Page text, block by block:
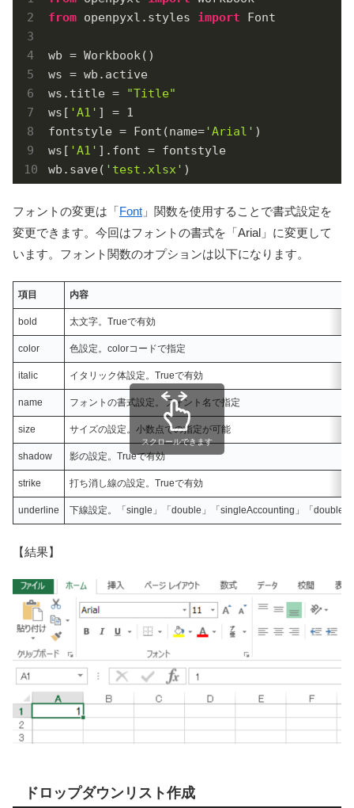
from openpyxl.styles import Font
wb = Workbook()
ws = wb.active
ws.title =
"Title"
ws[ 'A1' ] = 1
fontstyle = Font(name='Arial' )
ws[ 'A1' ].font = fontstyle
wb.save( 'test.xlsx' )
フォントの変更は「 Font 」関数を使用することで書式設定を
変更できます。今回はフォントの書式を「Arial」に変更して
います。フォント関数のオプションは以下になります。
項目 内容
bold 太文字。Trueで有効
color 色設定。colorコードで指定
italic イタリック体設定。Trueで有効
name フォントの書式設定。フォント名で指定
size サイズの設定。小数点での指定が可能
shadow 影の設定。Trueで有効
strike 打ち消し線の設定。Trueで有効
underline 下線設定。「single」「double」「singleAccounting」「
スクロールできます
【結果】
ドロップダウンリスト作成